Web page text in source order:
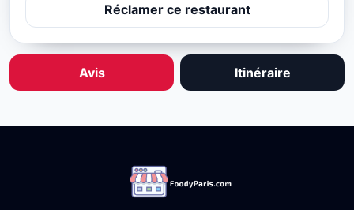
Réclamer ce restaurant
Avis Itinéraire